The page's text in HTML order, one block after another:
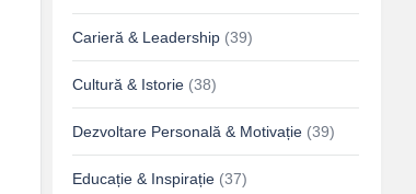
Carieră & Leadership (39)
Cultură & Istorie (38)
Dezvoltare Personală & Motivație (39)
Educație & Inspirație (37)